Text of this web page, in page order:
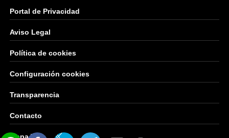
Portal de Privacidad
Aviso Legal
Política de cookies
Configuración cookies
Transparencia
Contacto
Mapa Web